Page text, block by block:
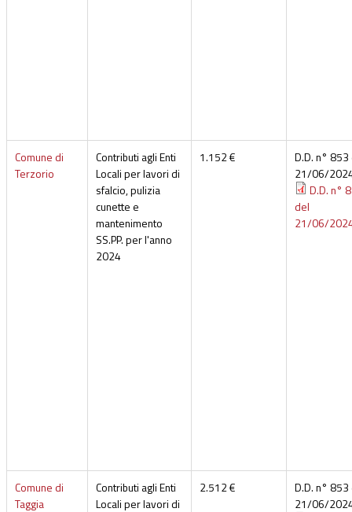
Comune di
Terzorio
Contributi agli Enti
Locali per lavori di
sfalcio, pulizia
cunette e
mantenimento
SS.PP. per l'anno
2024
1.152 €
D.D. n°
21/06/
D.D. n°
del
21/06/
Comune di
Taggia
Contributi agli Enti
Locali per lavori di
2.512 €
D.D. n°
21/06/